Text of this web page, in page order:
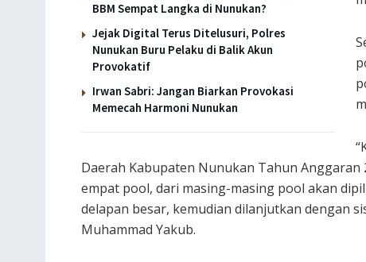
BBM Sempat Langka di Nunukan?
Jejak Digital Terus Ditelusuri, Polres
Nunukan Buru Pelaku di Balik Akun
Provokatif
Irwan Sabri: Jangan Biarkan Provokasi
Memecah Harmoni Nunukan
Daerah Kabupaten Nunukan Tahun Anggaran
empat pool, dari masing-masing pool akan
delapan besar, kemudian dilanjutkan dengan
Muhammad Yakub.